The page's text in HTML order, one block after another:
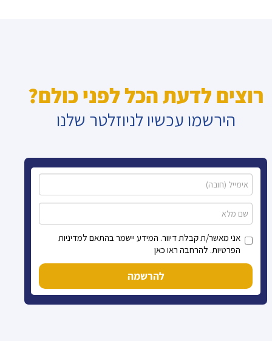
רוצים לדעת הכל לפני כולם?
הירשמו עכשיו לניוזלטר שלנו
אני מאשר/ת קבלת דיוור. המידע יישמר בהתאם למדיניות
הפרטיות. להרחבה ראו כאן
להרשמה